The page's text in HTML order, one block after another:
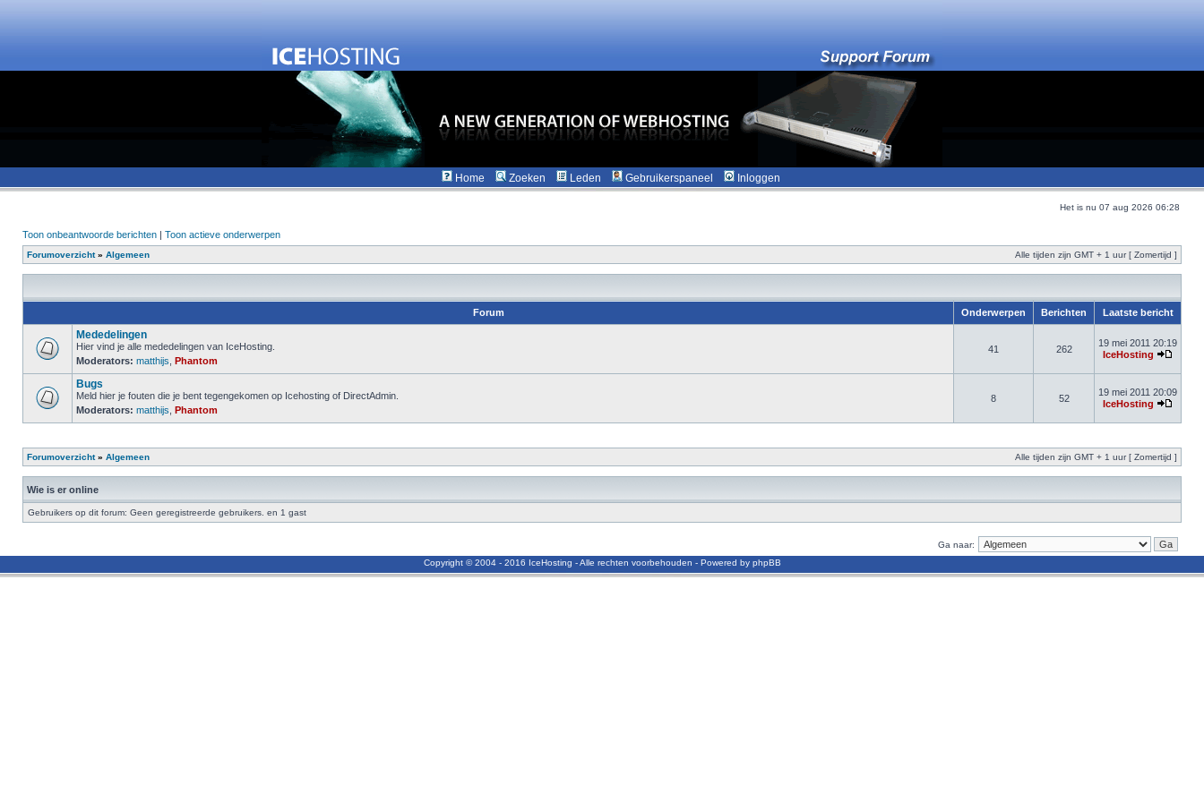
Home Zoeken Leden Gebruikerspaneel Inloggen
Het is nu 07 aug 2026 06:28
Toon onbeantwoorde berichten | Toon actieve onderwerpen
Forumoverzicht» Algemeen Alle tijden zijn GMT + 1 uur [ Zomertijd ]
Forum Onderwerpen Berichten Laatste bericht
Mededelingen
Hier vind je alle mededelingen van IceHosting.
Moderators: matthijs Phantom
41 262
19 mei 2011 20:19
IceHosting
Bugs
Meld hier je fouten die je bent tegengekomen op Icehosting of DirectAdmin.
Moderators: matthijs Phantom
8 52
19 mei 2011 20:09
IceHosting
Forumoverzicht» Algemeen Alle tijden zijn GMT + 1 uur [ Zomertijd ]
Wie is er online
Gebruikers op dit forum: Geen geregistreerde gebruikers. en 1 gast
Ga naar:
Copyright © 2004 - 2016 IceHosting - Alle rechten voorbehouden - Powered by phpBB